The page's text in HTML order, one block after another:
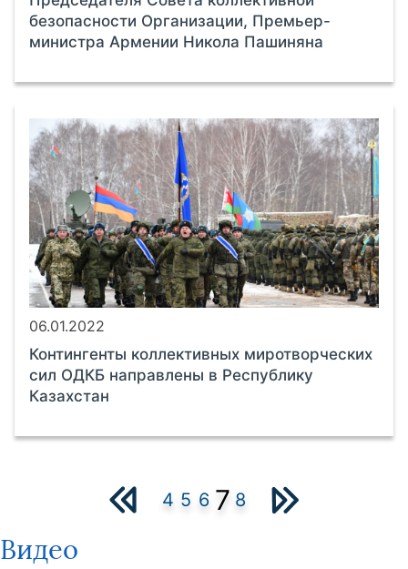
безопасности Организации, Премьер-
министра Армении Никола Пашиняна
06.01.2022
Контингенты коллективных миротворческих
сил ОДКБ направлены в Республику
Казахстан
4 5 6 7 8
Видео